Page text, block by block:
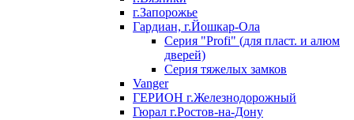
г.Запорожье
Гардиан, г.Йошкар-Ола
Серия "Profi" (для пласт. и алюм
дверей)
Серия тяжелых замков
Vanger
ГЕРИОН г.Железнодорожный
Гюрал г.Ростов-на-Дону